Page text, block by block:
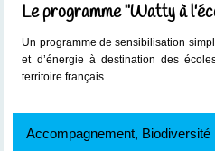
Le programme "Watty à
Un programme de sensibilisation
et d’énergie à destination des
territoire français.
Accompagnement, Biodiversité